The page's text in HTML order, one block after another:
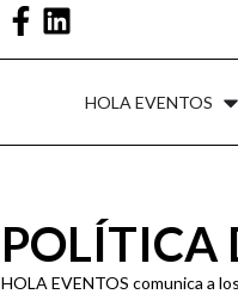
HOLA EVENTOS
POLÍTICA
HOLA EVENTOS comunica a